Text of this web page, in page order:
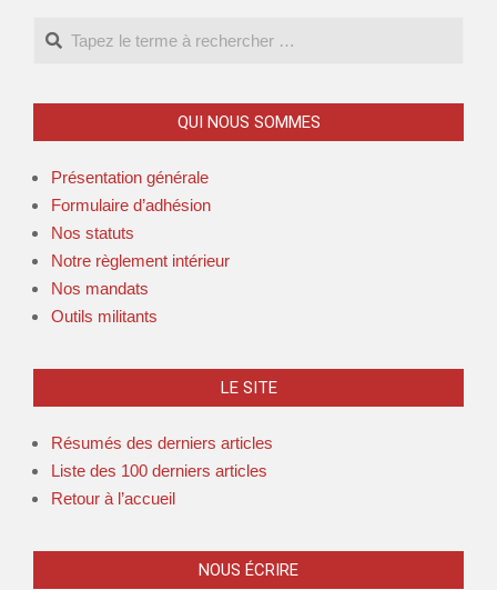
QUI NOUS SOMMES
Présentation générale
Formulaire d’adhésion
Nos statuts
Notre règlement intérieur
Nos mandats
Outils militants
LE SITE
Résumés des derniers articles
Liste des 100 derniers articles
Retour à l’accueil
NOUS ÉCRIRE